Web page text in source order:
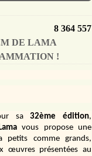
8 364 557
DE LAMA
!
sa 32ème édition,
vous propose une
petits comme grands,
œuvres présentées au